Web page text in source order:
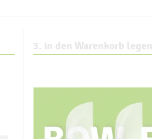
3. in den Warenkorb legen